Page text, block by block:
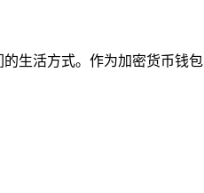
生活方式。作为加密货币钱包